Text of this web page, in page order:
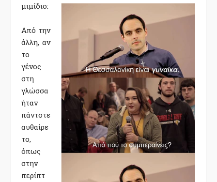
μιμίδιο:
Από την
άλλη, αν
το
γένος
στη
γλώσσα
ήταν
πάντοτε
αυθαίρε
το,
όπως
στην
περίπτ